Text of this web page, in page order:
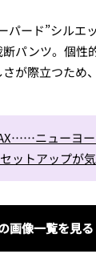
パード”シルエ
パンツ。個性
が際立つため
ニューヨ
ットアップが
画像一覧を見る